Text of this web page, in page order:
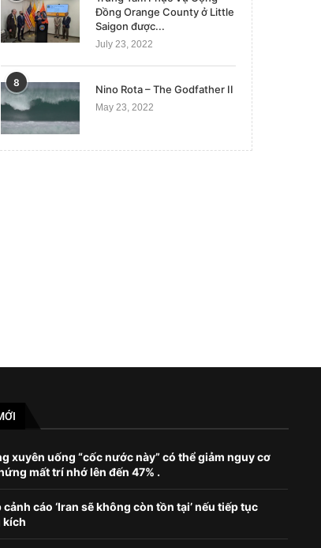
Đồng Orange County ở Little
Saigon được...
July 23, 2022
8
Nino Rota – The Godfather II
May 23, 2022
xuyên uống “cốc nước này” có thể giảm nguy cơ
mất trí nhớ lên đến 47% .
cảnh cáo ‘Iran sẽ không còn tồn tại’ nếu tiếp tục
kích